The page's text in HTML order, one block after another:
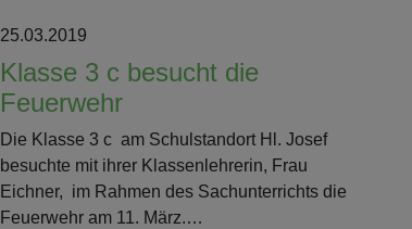
25.03.2019
Klasse 3 c besucht die
Feuerwehr
Die Klasse 3 c am Schulstandort Hl. Josef
besuchte mit ihrer Klassenlehrerin, Frau
Eichner, im Rahmen des Sachunterrichts die
Feuerwehr am 11. März.…